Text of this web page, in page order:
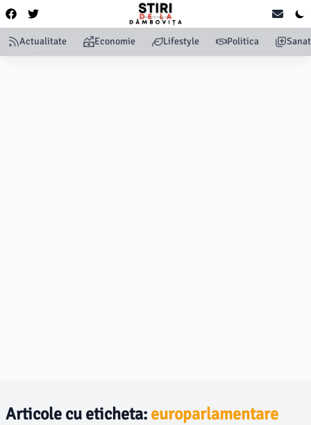
Actualitate Economie Lifestyle Politica
Articole cu eticheta: europarlamentare